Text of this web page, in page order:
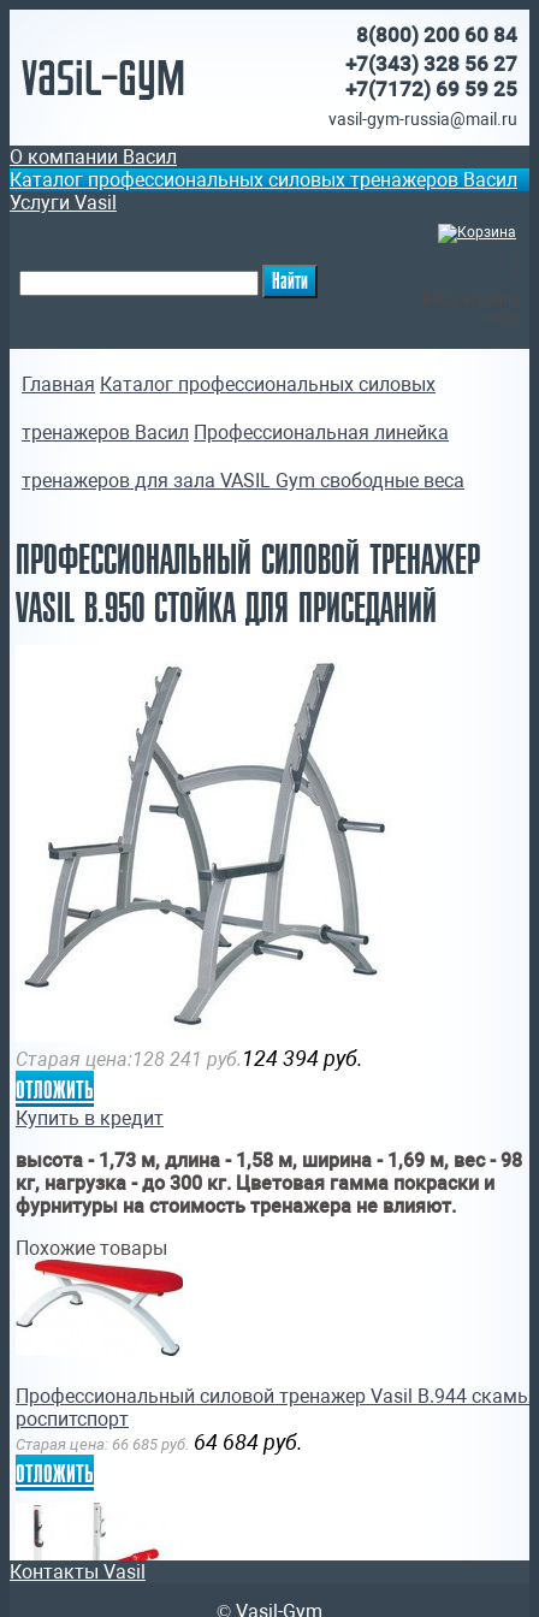
Vasil-Gym
8(800) 200 60 84
+7(343) 328 56 27
+7(7172) 69 59 25
vasil-gym-russia@mail.ru
О компании Васил
Каталог профессиональных силовых тренажеров Васил
Услуги Vasil
Главная Каталог профессиональных силовых
тренажеров Васил Профессиональная линейка
тренажеров для зала VASIL Gym свободные веса
ПРОФЕССИОНАЛЬНЫЙ СИЛОВОЙ ТРЕНАЖЕР
VASIL B.950 СТОЙКА ДЛЯ ПРИСЕДАНИЙ
Старая цена:128 241 руб. 124 394 руб.
отложить
Купить в кредит
высота - 1,73 м, длина - 1,58 м, ширина - 1,69 м, вес - 98
кг, нагрузка - до 300 кг. Цветовая гамма покраски и
фурнитуры на стоимость тренажера не влияют.
Похожие товары
Профессиональный силовой тренажер Vasil B.944
роспитспорт
Старая цена: 66 685 руб. 64 684 руб.
отложить
Контакты Vasil
© Vasil-Gym